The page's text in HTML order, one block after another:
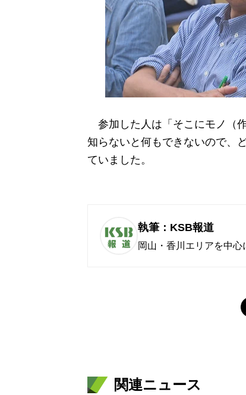
参加した人は「そこにモノ（
知らないと何もできないので、
ていました。
執筆：KSB報道
岡山・香川エリアを中心
関連ニュース